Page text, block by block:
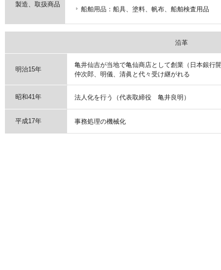
製造、取扱商品
船舶用品：船具、塗料、帆布、船舶検査用品
沿革
明治15年
亀井仙吉が当地で亀仙商店として創業（日本銀行
仲次郎、明儀、清眞と代々受け継がれる
昭和41年 法人化を行う（代表取締役 亀井良明）
平成17年 事務処理の機械化